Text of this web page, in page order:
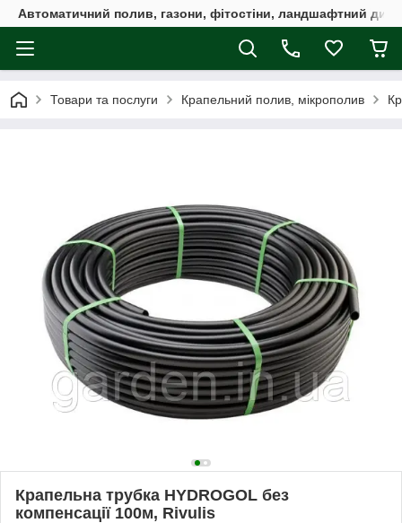
Автоматичний полив, газони, фітостіни, ландшафтний
Товари та послуги Крапельний полив, мікрополив
Крапельна трубка HYDROGOL без
компенсації 100м, Rivulis